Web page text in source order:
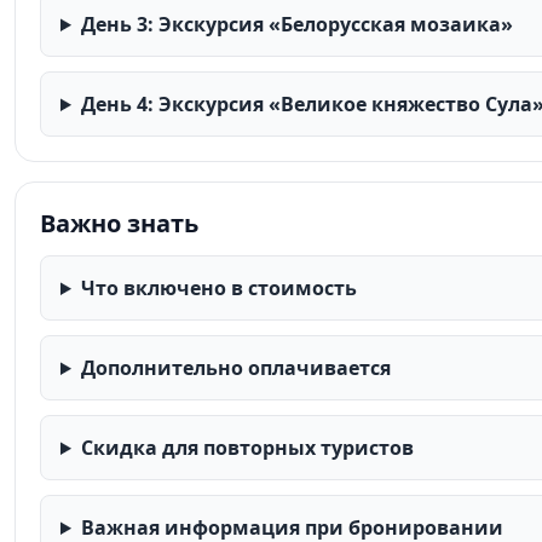
День 3: Экскурсия «Белорусская мозаика»
День 4: Экскурсия «Великое княжество
Важно знать
Что включено в стоимость
Дополнительно оплачивается
Скидка для повторных туристов
Важная информация при бронировании